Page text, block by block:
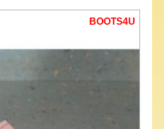
BOOTS4U